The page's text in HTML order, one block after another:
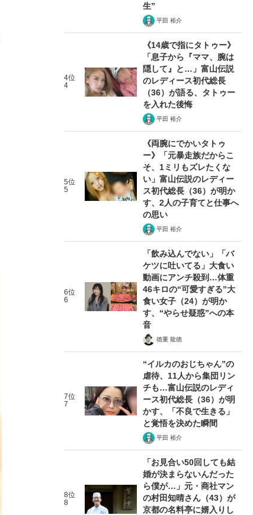
生”
平田 裕介
4位
4
《14歳で指にタトゥー》
「息子から『ママ、腕は
隠して』と…」富山伝説
のレディース初代総長
（36）が語る、タトゥー
を入れた後悔
平田 裕介
5位
5
《両腕にでかいタトゥ
ー》「元暴走族だからこ
そ、1ミリもズレたくな
い」富山伝説のレディー
ス初代総長（36）が明か
す、2人の子育てと仕事へ
の思い
平田 裕介
6位
6
「飲み込んでない」「バ
ケツに吐いてる」大食い
動画にアンチ殺到…体重
46キロの“可愛すぎる”大
食い女子（24）が明か
す、“やらせ疑惑”への本
音
徳重 龍徳
7位
7
“イルカのおじちゃん”の
虐待、11人から集団リン
チも…富山伝説のレディ
ース初代総長（36）が明
かす、「不良で生きる」
と覚悟を決めた瞬間
平田 裕介
8位
8
「お見合い50回しても結
婚が決まらないんだった
ら僕が…」元・商社マン
の村田知晴さん（43）が
京都の名料亭に婿入りし